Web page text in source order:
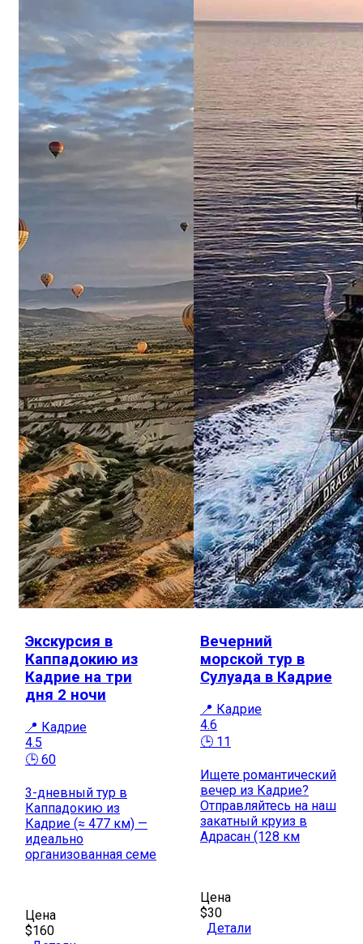
Экскурсия в
Каппадокию из
Кадрие на три
дня 2 ночи
📍 Кадрие
4.5
🕒 60
3-дневный тур в
Каппадокию из
Кадрие (≈ 477 км) —
идеально
организованная семе
Цена
$160
Вечерний
морской тур в
Сулуада в Кадрие
📍 Кадрие
4.6
🕒 11
Ищете романтический
вечер из Кадрие?
Отправляйтесь на наш
закатный круиз в
Адрасан (128 км
Цена
$30
Детали